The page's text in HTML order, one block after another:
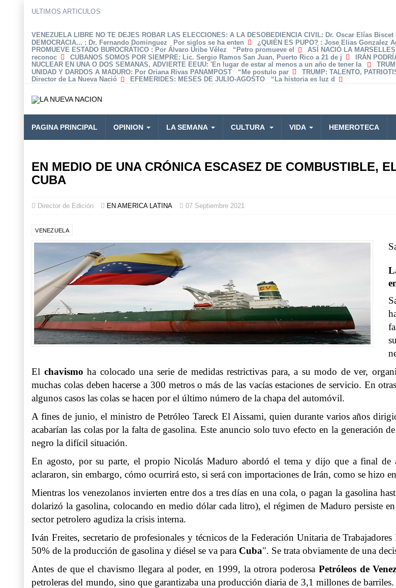
ULTIMOS ARTICULOS
VENEZUELA LIBRE NO TE DEJES ROBAR LAS ELECCIONES: A LA DESOBEDIENCIA CIVIL: Dr. Oscar Elías Biscet
DEMOCRACIA... : Dr. Fernando Dominguez Por siglos se ha enten ¿QUIÉN ES PUPO? : Jose Elias Gonzalez
PROMUEVE ESTADO BUROCRÁTICO : Por Álvaro Uribe Vélez “Petro promueve el ASÍ NACIÓ LA
reconoc
CUBANOS SOMOS POR SIEMPRE: Lic. Sergio Ramos San Juan, Puerto Rico a 21 de j
IRÁN
NUCLEAR EN UNA O DOS SEMANAS, ADVIERTE EEUU: 'En lugar de estar al menos a un año de tener la
UNIDAD Y DARDOS A MADURO: Por Oriana Rivas PANAMPOST “Me postulo par TRUMP: TALENTO,
Director de La Nueva Nació
EFEMERIDES: MESES DE JULIO-AGOSTO “La historia es luz d
PAGINA PRINCIPAL OPINION LA SEMANA CULTURA VIDA HEMEROTECA
EN MEDIO DE UNA CRÓNICA ESCASEZ DE COMBUSTIBLE,
CUBA
Director de Edición EN AMERICA LATINA 07 Septiembre 2021
VENEZUELA
El chavismo ha colocado una serie de medidas restrictivas para, a su modo de ver,
muchas colas deben hacerse a 300 metros o más de las vacías estaciones de servicio. En
algunos casos las colas se hacen por el último número de la chapa del automóvil.
A fines de junio, el ministro de Petróleo Tareck El Aissami, quien durante varios años
acabarían las colas por la falta de gasolina. Este anuncio solo tuvo efecto en la generación
negro la difícil situación.
En agosto, por su parte, el propio Nicolás Maduro abordó el tema y dijo que a final
aclararon, sin embargo, cómo ocurrirá esto, si será con importaciones de Irán, como se hizo
Mientras los venezolanos invierten entre dos a tres días en una cola, o pagan la gasolina
dolarizó la gasolina, colocando en medio dólar cada litro), el régimen de Maduro persiste en
sector petrolero agudiza la crisis interna.
Iván Freites, secretario de profesionales y técnicos de la Federación Unitaria de Trabajadores
50% de la producción de gasolina y diésel se va para Cuba". Se trata obviamente de una
Antes de que el chavismo llegara al poder, en 1999, la otrora poderosa Petróleos de
petroleras del mundo, sino que garantizaba una producción diaria de 3,1 millones de